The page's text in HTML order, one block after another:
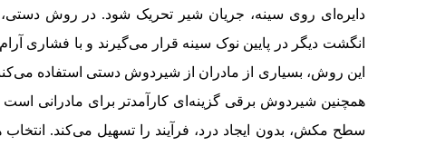
دایره‌ای روی سینه، جریان شیر تحریک شود. در روش
انگشت دیگر در پایین نوک سینه قرار می‌گیرند و با فشاری
این روش، بسیاری از مادران از شیردوش دستی استفاده
همچنین شیردوش برقی گزینه‌ای کارآمدتر برای مادرانی است
سطح مکش، بدون ایجاد درد، فرآیند را تسهیل می‌کند. انتخاب